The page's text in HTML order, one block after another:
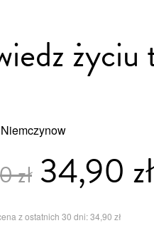
zł34,90 zł
z ostatnich 30 dni: 34,90 zł